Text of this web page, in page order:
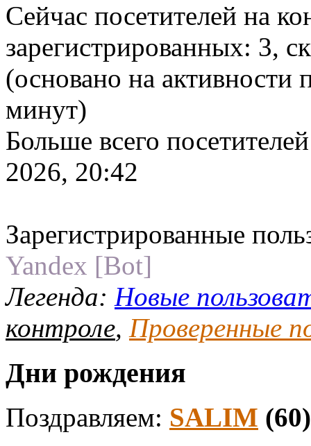
Сейчас посетителей на
зарегистрированных: 3,
(основано на активности
минут)
Больше всего
2026, 20:42
Зарегистрированные
Yandex [Bot]
Легенда: Новые
контроле, Проверенные
Дни рождения
Поздравляем: SALIM